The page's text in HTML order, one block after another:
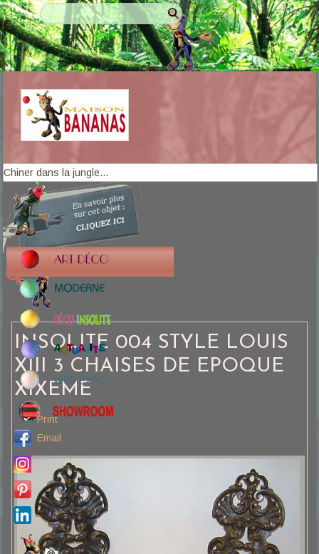
INSOLITE 004 STYLE LOUIS
XIII 3 CHAISES DE EPOQUE
XIXEME
Print
Email